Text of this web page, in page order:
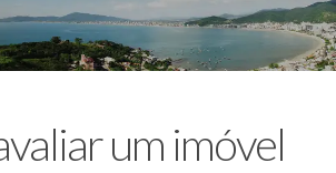
um imóvel